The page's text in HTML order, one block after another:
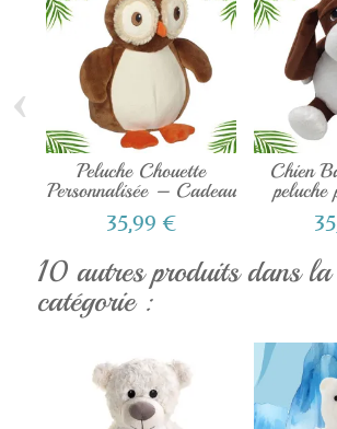
Peluche Chouette
Personnalisée – Cadeau
de...
35,99 €
Chien
peluche
‹
10 autres produits dans la
catégorie :